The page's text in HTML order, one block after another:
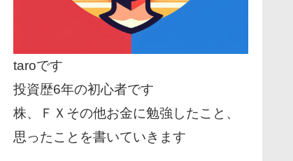
taroです
投資歴6年の初心者です
株、ＦＸその他お金に勉強したこと、
思ったことを書いていきます